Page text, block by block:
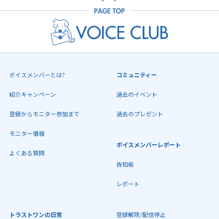
ボイスメンバーとは?
紹介キャンペーン
登録からモニター参加まで
モニター情報
よくある質問
コミュニティー
過去のイベント
過去のプレゼント
ボイスメンバーレポート
告知板
レポート
トラストワンの日常 登録解除/配信停止